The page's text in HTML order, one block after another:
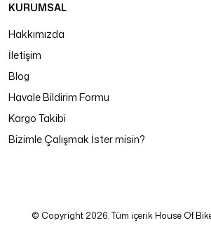
KURUMSAL
Hakkımızda
İletişim
Blog
Havale Bildirim Formu
Kargo Takibi
Bizimle Çalışmak İster misin?
© Copyright 2026. Tüm içerik House Of